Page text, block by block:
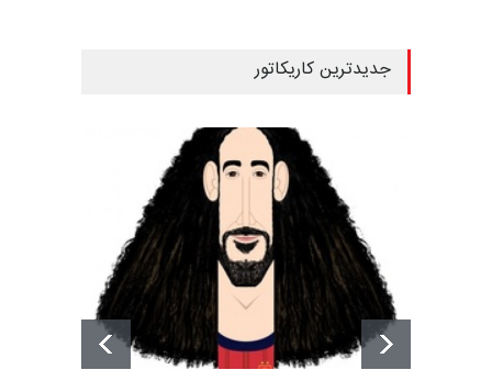
جدیدترین کاریکاتور